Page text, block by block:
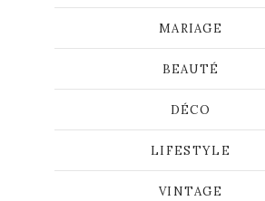
MARIAGE
BEAUTÉ
DÉCO
LIFESTYLE
VINTAGE